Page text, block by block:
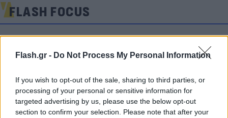
Flash.gr - Do Not Process My Personal Information
If you wish to opt-out of the sale, sharing to third parties, or
processing of your personal or sensitive information for
targeted advertising by us, please use the below opt-out
section to confirm your selection. Please note that after your
FLASH FOCUS